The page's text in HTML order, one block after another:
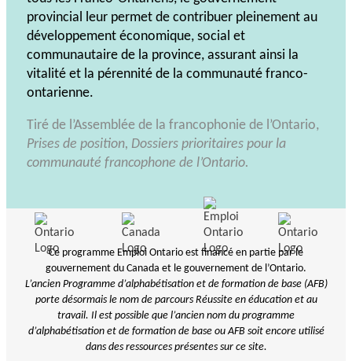
provincial leur permet de contribuer pleinement au
développement économique, social et
communautaire de la province, assurant ainsi la
vitalité et la pérennité de la communauté franco-
ontarienne.
Tiré de l’Assemblée de la francophonie de l’Ontario,
Prises de position, Dossiers prioritaires pour la
communauté francophone de l’Ontario.
Ce programme Emploi Ontario est financé en partie par le
gouvernement du Canada et le gouvernement de l’Ontario.
L’ancien Programme d’alphabétisation et de formation de base (AFB)
porte désormais le nom de parcours Réussite en éducation et au
travail. Il est possible que l’ancien nom du programme
d’alphabétisation et de formation de base ou AFB soit encore utilisé
dans des ressources présentes sur ce site.